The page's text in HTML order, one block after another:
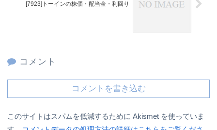
[7923]トーインの株価・配当金・利回り
コメント
コメントを書き込む
このサイトはスパムを低減するために Akismet を使っていま